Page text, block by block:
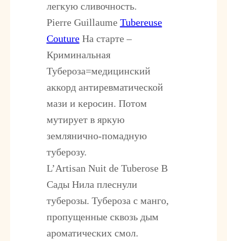
легкую сливочность.
Pierre Guillaume Tubereuse
CoutureНа старте –
Криминальная
Тубероза=медицинский
аккорд антиревматической
мази и керосин. Потом
мутирует в яркую
землянично-помадную
туберозу.
L’Artisan Nuit de Tuberose В
Сады Нила плеснули
туберозы. Тубероза с манго,
пропущенные сквозь дым
ароматических смол.